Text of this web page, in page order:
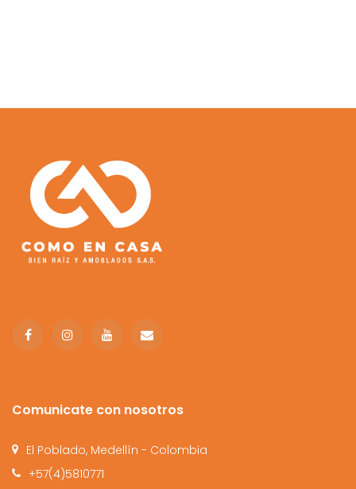
Comunicate con nosotros
El Poblado, Medellín - Colombia
+57(4)5810771